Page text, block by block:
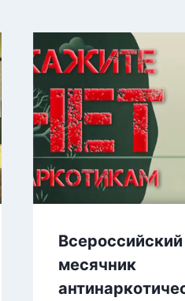
Всероссийский
месячник